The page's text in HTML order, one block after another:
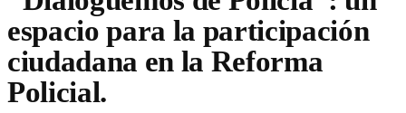
espacio para la participación
ciudadana en la Reforma
Policial.